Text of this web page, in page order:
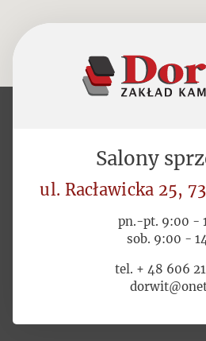
Salony
ul. Racławicka 25,
pn.-pt. 9:00 -
sob. 9:00 -
tel. + 48 606